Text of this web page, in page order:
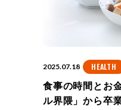
2025.07.18
HEALTH
食事の時間とお
ル界隈」から卒